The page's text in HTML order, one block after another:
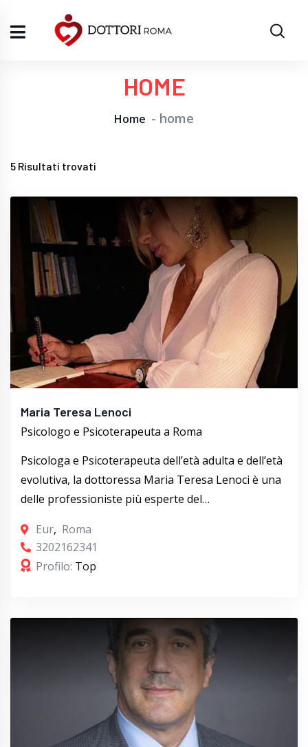
HOME
Home home
5 Risultati trovati
Maria Teresa Lenoci
Psicologo e Psicoterapeuta a Roma
Psicologa e Psicoterapeuta dell’età adulta e dell’età
evolutiva, la dottoressa Maria Teresa Lenoci è una
delle professioniste più esperte del…
Eur, Roma
3202162341
Profilo: Top